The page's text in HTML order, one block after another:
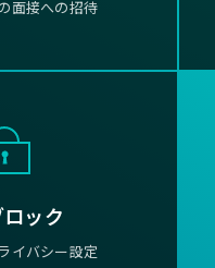
面接への招待
ック
イバシー設定